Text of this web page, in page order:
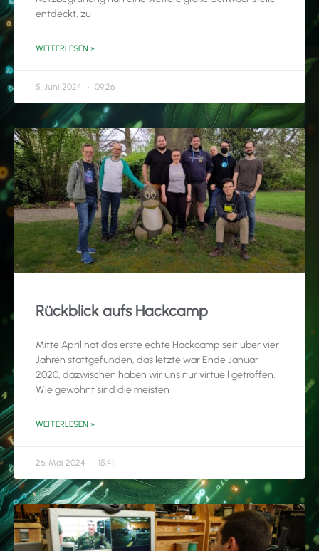
entdeckt, zu
WEITERLESEN »
5. Juni 2024 09:26
Rückblick aufs Hackcamp
Mitte April hat das erste echte Hackcamp seit über vier
Jahren stattgefunden, das letzte war Ende Januar
2020, dazwischen haben wir uns nur virtuell getroffen.
Wie gewohnt sind die meisten
WEITERLESEN »
26. Mai 2024 15:41